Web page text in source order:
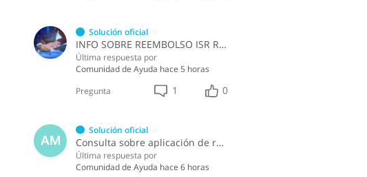
Solución oficial
INFO SOBRE REEMBOLSO ISR RETENCIONES ASALARIADOS
Última respuesta por
Comunidad de Ayuda hace 5 horas
Pregunta
1 0
AM
Solución oficial
Consulta sobre aplicación de retenciones en la compra de alimentos a persona física
Última respuesta por
Comunidad de Ayuda hace 6 horas